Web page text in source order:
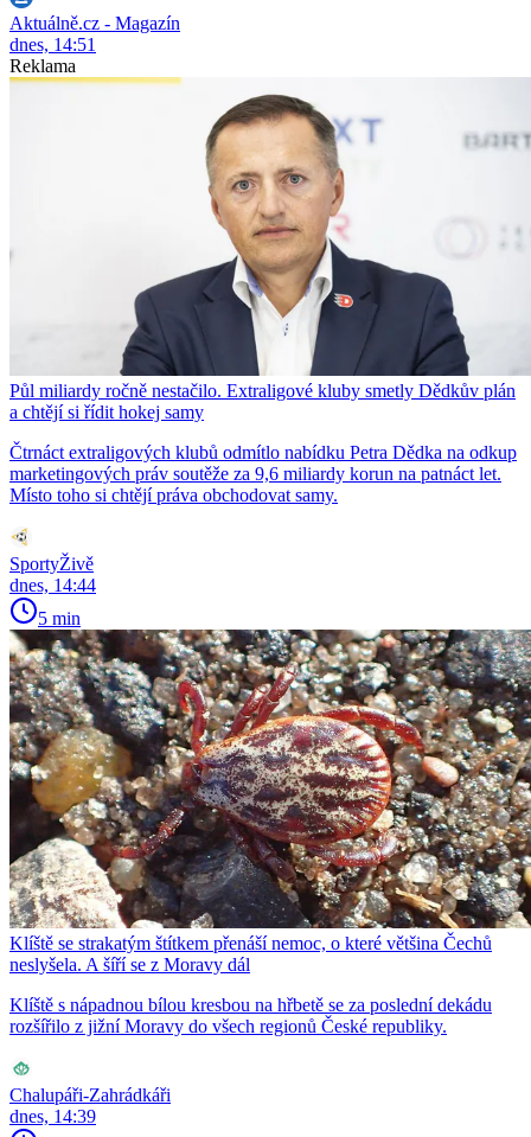
Aktuálně.cz - Magazín
dnes, 14:51
Reklama
Půl miliardy ročně nestačilo. Extraligové kluby smetly Dědkův plán
a chtějí si řídit hokej samy
Čtrnáct extraligových klubů odmítlo nabídku Petra Dědka na odkup
marketingových práv soutěže za 9,6 miliardy korun na patnáct let.
Místo toho si chtějí práva obchodovat samy.
SportyŽivě
dnes, 14:44
5 min
Klíště se strakatým štítkem přenáší nemoc, o které většina Čechů
neslyšela. A šíří se z Moravy dál
Klíště s nápadnou bílou kresbou na hřbetě se za poslední dekádu
rozšířilo z jižní Moravy do všech regionů České republiky.
Chalupáři-Zahrádkáři
dnes, 14:39